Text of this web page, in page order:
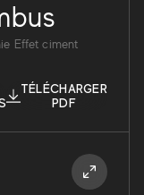
Effet ciment
TÉLÉCHARGER
PDF